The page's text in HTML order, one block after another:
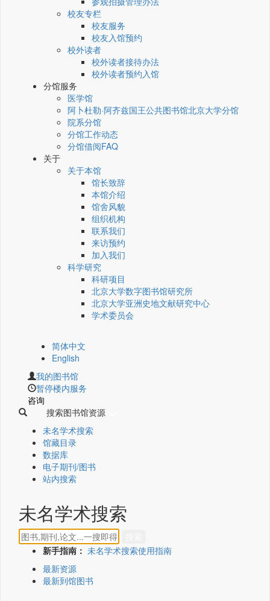
校友专栏
校友服务
校友入馆预约
校外读者
校外读者接待办法
校外读者预约入馆
分馆服务
医学馆
阿卜杜勒·阿齐兹国王公共图书馆北京大学分馆
院系分馆
分馆工作动态
分馆借阅FAQ
关于
关于本馆
馆长致辞
本馆介绍
馆舍风貌
组织机构
联系我们
来访预约
加入我们
科学研究
科研项目
北京大学数字图书馆研究所
北京大学亚洲史地文献研究中心
学术委员会
简体中文
English
我的图书馆
暂停楼内服务
咨询
搜索图书馆资源
未名学术搜索
馆藏目录
数据库
电子期刊/图书
站内搜索
未名学术搜索
新手指南： 未名学术搜索使用指南
最新资源
最新到馆图书